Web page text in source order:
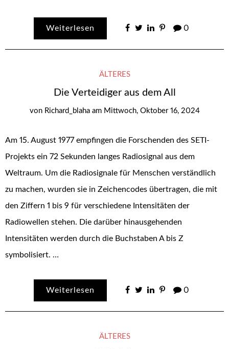
Weiterlesen 0
ÄLTERES
Die Verteidiger aus dem All
von Richard_blaha am Mittwoch, Oktober 16, 2024
Am 15. August 1977 empfingen die Forschenden des SETI-
Projekts ein 72 Sekunden langes Radiosignal aus dem
Weltraum. Um die Radiosignale für Menschen verständlich
zu machen, wurden sie in Zeichencodes übertragen, die mit
den Ziffern 1 bis 9 für verschiedene Intensitäten der
Radiowellen stehen. Die darüber hinausgehenden
Intensitäten werden durch die Buchstaben A bis Z
symbolisiert. …
Weiterlesen 0
ÄLTERES